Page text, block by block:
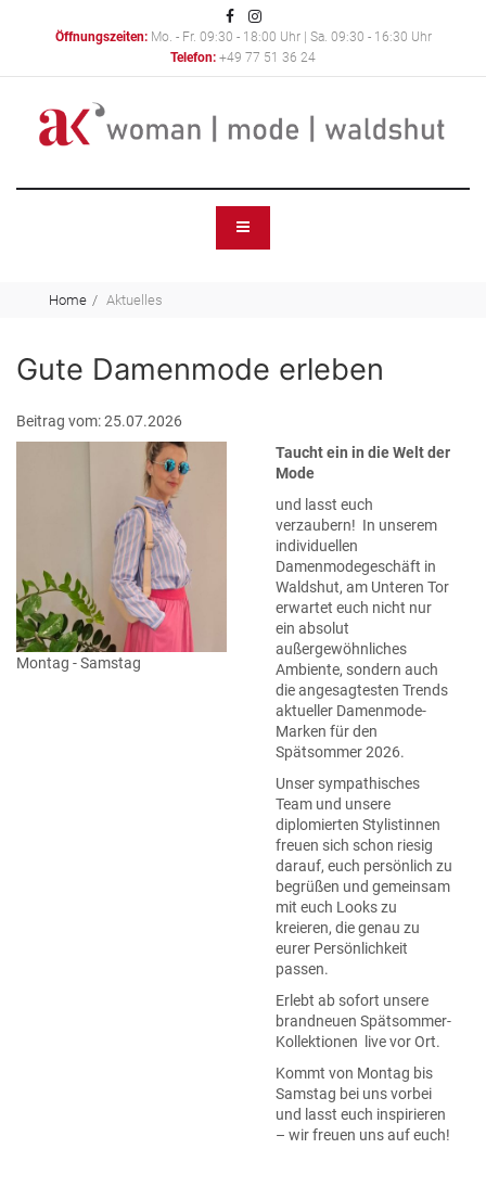
Öffnungszeiten:Mo. - Fr. 09:30 - 18:00 Uhr | Sa. 09:30 - 16:30 Uhr
Telefon:+49 77 51 36 24
Home Aktuelles
Gute Damenmode erleben
Beitrag vom: 25.07.2026
Montag - Samstag
Taucht ein in die Welt der
Mode
und lasst euch
verzaubern! In unserem
individuellen
Damenmodegeschäft in
Waldshut, am Unteren Tor
erwartet euch nicht nur
ein absolut
außergewöhnliches
Ambiente, sondern auch
die angesagtesten Trends
aktueller Damenmode-
Marken für den
Spätsommer 2026.
Unser sympathisches
Team und unsere
diplomierten Stylistinnen
freuen sich schon riesig
darauf, euch persönlich zu
begrüßen und gemeinsam
mit euch Looks zu
kreieren, die genau zu
eurer Persönlichkeit
passen.
Erlebt ab sofort unsere
brandneuen Spätsommer-
Kollektionen live vor Ort.
Kommt von Montag bis
Samstag bei uns vorbei
und lasst euch inspirieren
– wir freuen uns auf euch!